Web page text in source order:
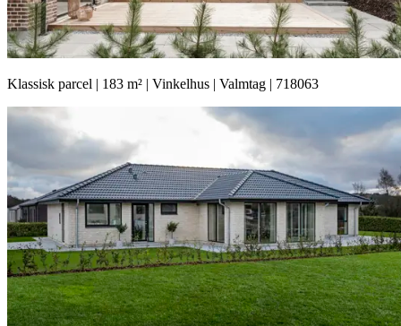
Klassisk parcel | 183 m² | Vinkelhus | Valmtag | 718063